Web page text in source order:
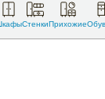
СтенкиПрихожие